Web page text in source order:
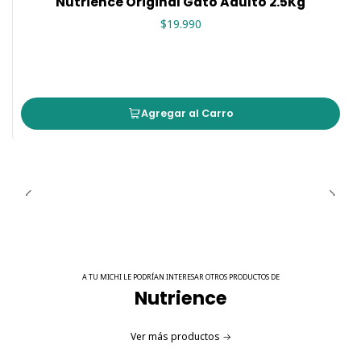
ácido fólico], minerales [óxido de zinc, proteinato de zinc,
proteinato de hierro, sulfato ferroso, proteinato de
extracto de raíz de achicoria, cloruro de colina, extracto
de levadura, L-lisina, sal, extracto de yuca schidigera.
$19.990
Agregar al Carro
A TU MICHI LE PODRÍAN INTERESAR OTROS PRODUCTOS DE
Nutrience
Ver más productos